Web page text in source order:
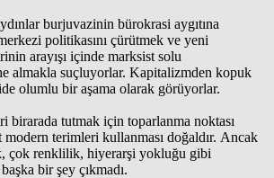
burjuvazinin bürokrasi aygıtına
politikasını çürütmek ve yeni
arayışı içinde marksist solu
almakla suçluyorlar. Kapitalizmden kopuk
olumlu bir aşama olarak görüyorlar.
birarada tutmak için toparlanma noktası
terimleri kullanması doğaldır. Ancak
çok renklilik, hiyerarşi yokluğu gibi
bir şey çıkmadı.